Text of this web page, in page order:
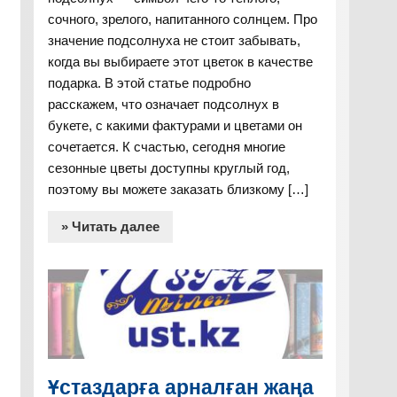
сочного, зрелого, напитанного солнцем. Про
значение подсолнуха не стоит забывать,
когда вы выбираете этот цветок в качестве
подарка. В этой статье подробно
расскажем, что означает подсолнух в
букете, с какими фактурами и цветами он
сочетается. К счастью, сегодня многие
сезонные цветы доступны круглый год,
поэтому вы можете заказать близкому […]
» Читать далее
Ұстаздарға арналған жаңа